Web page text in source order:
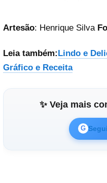
Artesão: Henrique Silva
Leia também:Lindo e
Gráfico e Receita
✨ Veja mais
G